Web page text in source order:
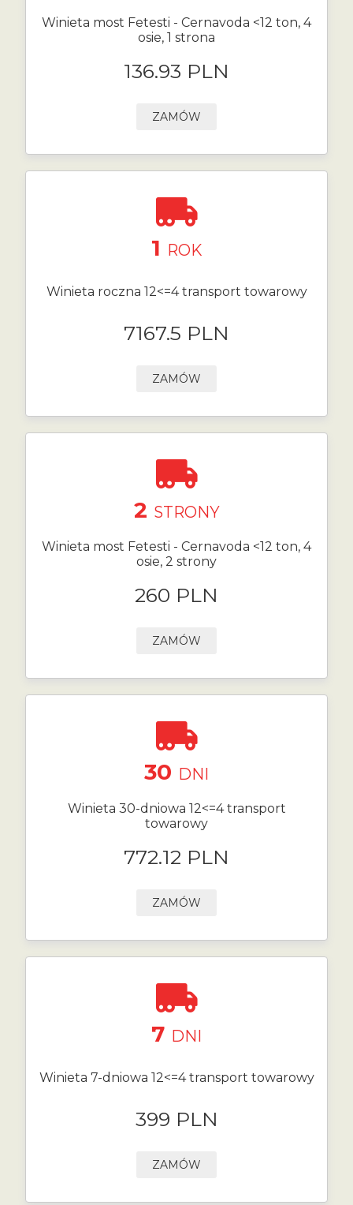
Winieta most Fetesti - Cernavoda <12 ton, 4
osie, 1 strona
136.93 PLN
ZAMÓW
1 ROK
Winieta roczna 12<=4 transport towarowy
7167.5 PLN
ZAMÓW
2 STRONY
Winieta most Fetesti - Cernavoda <12 ton, 4
osie, 2 strony
260 PLN
ZAMÓW
30 DNI
Winieta 30-dniowa 12<=4 transport
towarowy
772.12 PLN
ZAMÓW
7 DNI
Winieta 7-dniowa 12<=4 transport towarowy
399 PLN
ZAMÓW